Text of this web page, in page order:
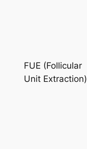
FUE (Follicular
Unit Extraction)